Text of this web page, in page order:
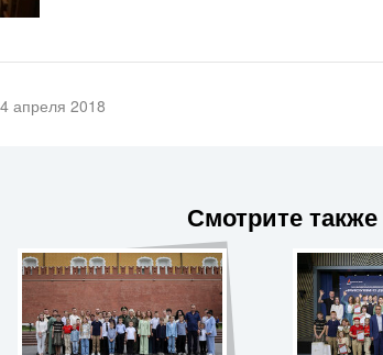
4 апреля 2018
Смотрите также